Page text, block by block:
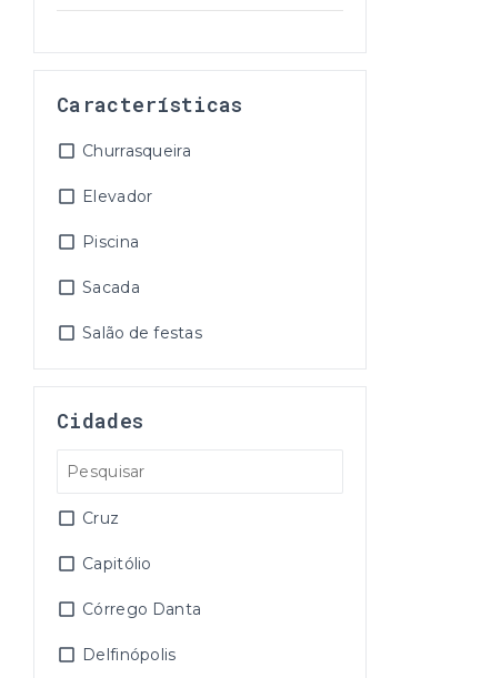
Características
Churrasqueira
Elevador
Piscina
Sacada
Salão de festas
Cidades
Cruz
Capitólio
Córrego Danta
Delfinópolis